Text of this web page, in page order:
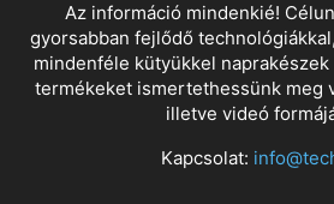
Az információ mindenkié!
gyorsabban fejlődő
mindenféle kütyükkel
termékeket ismertethessünk meg
illetve videó
Kapcsolat: